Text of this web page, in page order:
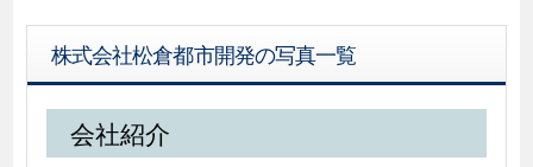
株式会社松倉都市開発の写真一覧
会社紹介